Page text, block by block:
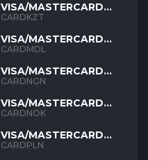
VISA/MASTERCARD
KZT
CARDKZT
VISA/MASTERCARD
MDL
CARDMDL
VISA/MASTERCARD
NGN
CARDNGN
VISA/MASTERCARD
NOK
CARDNOK
VISA/MASTERCARD
PLN
CARDPLN